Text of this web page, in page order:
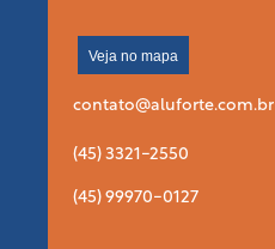
Veja no mapa
contato@aluforte.com.br
(45) 3321-2550
(45) 99970-0127